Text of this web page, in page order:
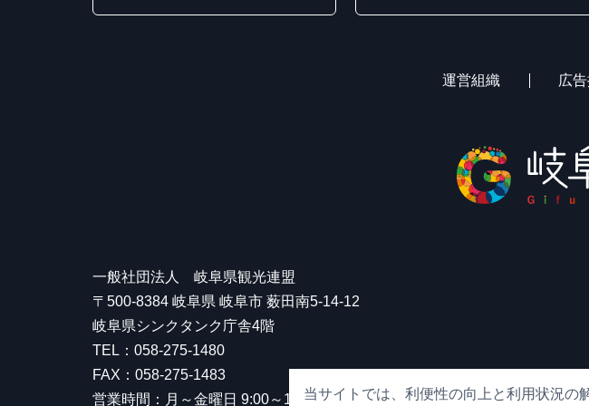
運営組織 広
一般社団法人 岐阜県観光連盟
〒500-8384 岐阜県 岐阜市 薮田南5-14-12
岐阜県シンクタンク庁舎4階
TEL：058-275-1480
FAX：058-275-1483
営業時間：月～金曜日 9:00～17:00当サイトでは、利便性の向上と利用状況の